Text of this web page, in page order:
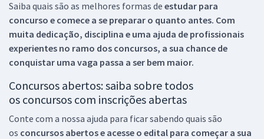
Saiba quais são as melhores formas de estudar para
concurso e comece a se preparar o quanto antes. Com
muita dedicação, disciplina e uma ajuda de profissionais
experientes no ramo dos concursos, a sua chance de
conquistar uma vaga passa a ser bem maior.
Concursos abertos: saiba sobre todos
os concursos com inscrições abertas
Conte com a nossa ajuda para ficar sabendo quais são
os concursos abertos e acesse o edital para começar a sua